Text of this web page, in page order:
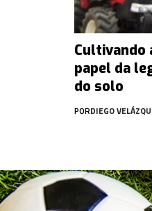
Cultivando
papel da
do solo
PORDIEGO